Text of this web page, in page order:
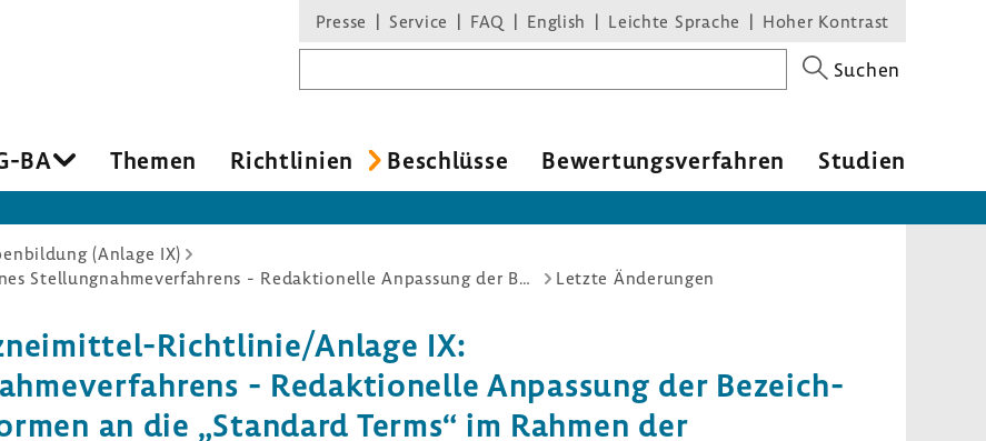
Presse Service FAQ English Leichte Sprache Hoher Kontrast
Suchen
BA Themen Richt­li­nien Beschlüsse Bewer­tungs­ver­fahren Studien
(Anlage IX)
Arzneimittel-Richtlinie/Anlage IX: Einleitung eines Stellungnahmeverfahrens - Redaktionelle Anpassung der Bezeichnungen der Darreichungsformen an die „Standard Terms“ im Rahmen der Festbetrags-Anpassung für 44 Festbetragsgruppen der Stufen 1, 2 und 3
Letzte Änderungen
​Richtlinie/Anlage IX:
- Redak­tio­nelle Anpas­sung der Bezeich­
an die „Stan­dard Terms“ im Rahmen der